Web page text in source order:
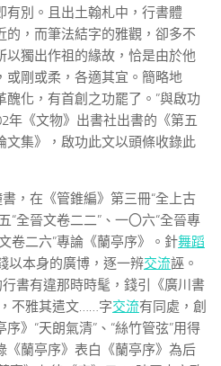
有別。且出土翰札中，行書體
的，而筆法結字的雅觀，卻多不
以獨出作祖的緣故，恰是由於他
或剛或柔，各適其宜。簡略地
化，有首創之功罷了。”與啟功
年《文物》出書社出書的《第五
文集》，啟功此文以頭條收錄此
，在《管錐編》第三冊“全上古
“全晉文卷二二”、一〇六“全晉專
卷二六”專論《蘭亭序》。針舞蹈
以本身的廣博，逐一辨交流誣。
書有違那時時髦，錢引《廣川書
不雅其遣文……字交流有同處，創
》“天朗氣清”、“絲竹管弦”用得
《蘭亭序》表白《蘭亭序》為后